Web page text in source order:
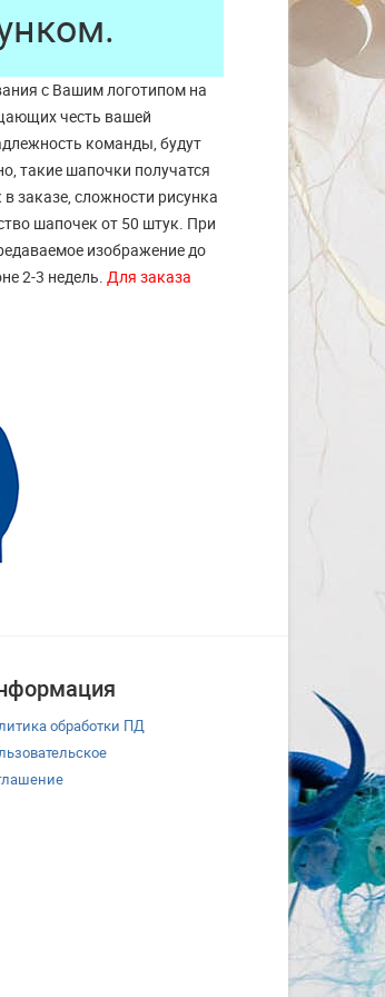
с Вашим логотипом на
честь вашей
команды, будут
такие шапочки получатся
заказе, сложности рисунка
шапочек от 50 штук. При
изображение до
2-3 недель.Для заказа
обработки ПД